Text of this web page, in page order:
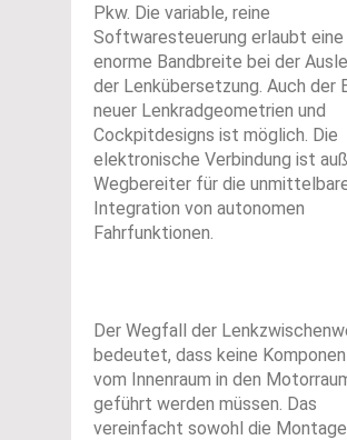
Pkw. Die variable, reine
Softwaresteuerung erlaubt eine
enorme Bandbreite bei der
der Lenkübersetzung. Auch der
neuer Lenkradgeometrien und
Cockpitdesigns ist möglich. Die
elektronische Verbindung ist
Wegbereiter für die
Integration von autonomen
Fahrfunktionen.
Der Wegfall der
bedeutet, dass keine
vom Innenraum in den
geführt werden müssen. Das
vereinfacht sowohl die